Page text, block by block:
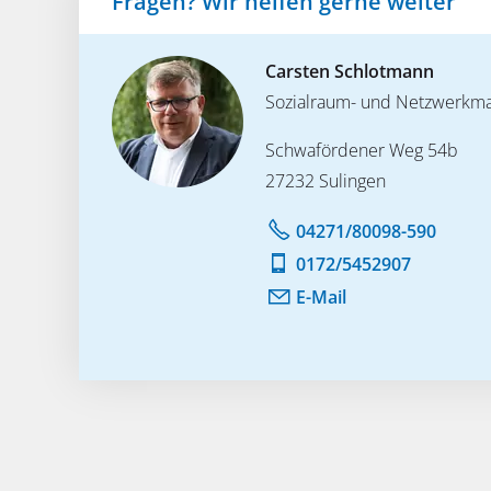
Carsten Schlotmann
Sozialraum- und
Schwafördener Weg 54b
27232 Sulingen
04271/80098-590
0172/5452907
E-Mail